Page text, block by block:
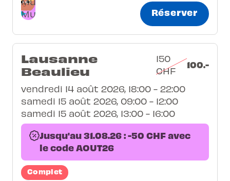
Réserver
Lausanne
Beaulieu
150
CHF
100.-
vendredi 14 août 2026, 18:00 - 22:00
samedi 15 août 2026, 09:00 - 12:00
samedi 15 août 2026, 13:00 - 16:00
Jusqu'au 31.08.26 : -50 CHF avec
le code AOUT26
Complet